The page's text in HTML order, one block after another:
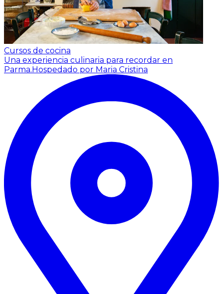
Cursos de cocina
Una experiencia culinaria para recordar en
Parma.Hospedado por Maria Cristina